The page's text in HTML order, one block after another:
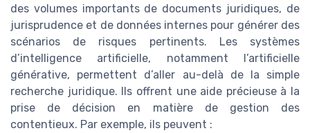
des volumes importants de documents juridiques, de
jurisprudence et de données internes pour générer des
scénarios de risques pertinents. Les systèmes
d’intelligence artificielle, notamment l’artificielle
générative, permettent d’aller au-delà de la simple
recherche juridique. Ils offrent une aide précieuse à la
prise de décision en matière de gestion des
contentieux. Par exemple, ils peuvent :